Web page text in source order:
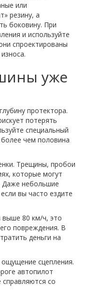
или
резину, а
боковину. При
и используйте
спроектированы
уже
протектора.
потерять
специальный
чем половина
Трещины, пробои
которые могут
Даже небольшие
вы часто ездите
выше 80 км/ч, это
повреждения. В
деньги на
ощущение сцепления.
автопилот
со